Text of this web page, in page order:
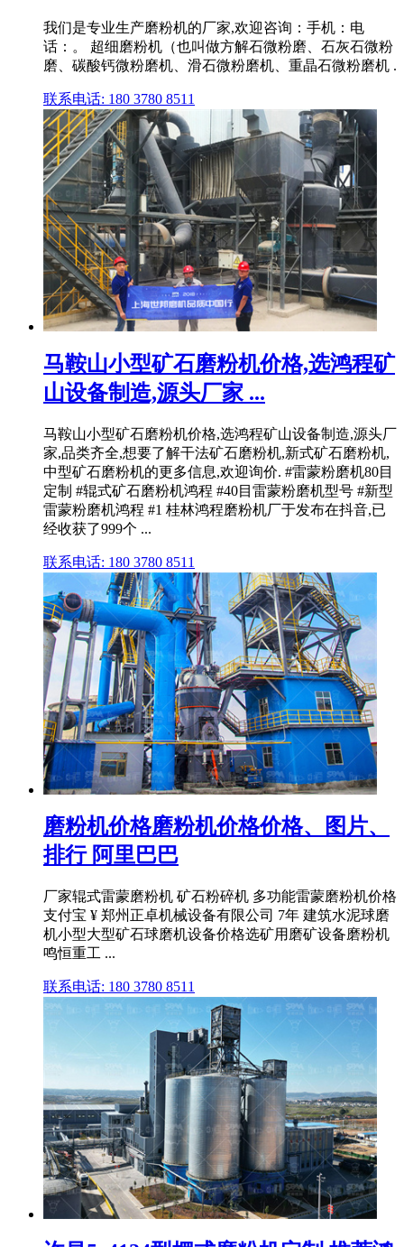
我们是专业生产磨粉机的厂家,欢迎咨询：手机：电
话：。 超细磨粉机（也叫做方解石微粉磨、石灰石微粉
磨、碳酸钙微粉磨机、滑石微粉磨机、重晶石微粉磨机 .
联系电话: 180 3780 8511
马鞍山小型矿石磨粉机价格,选鸿程矿
山设备制造,源头厂家 ...
马鞍山小型矿石磨粉机价格,选鸿程矿山设备制造,源头厂
家,品类齐全,想要了解干法矿石磨粉机,新式矿石磨粉机,
中型矿石磨粉机的更多信息,欢迎询价. #雷蒙粉磨机80目
定制 #辊式矿石磨粉机鸿程 #40目雷蒙粉磨机型号 #新型
雷蒙粉磨机鸿程 #1 桂林鸿程磨粉机厂于发布在抖音,已
经收获了999个 ...
联系电话: 180 3780 8511
磨粉机价格磨粉机价格价格、图片、
排行 阿里巴巴
厂家辊式雷蒙磨粉机 矿石粉碎机 多功能雷蒙磨粉机价格
支付宝 ¥ 郑州正卓机械设备有限公司 7年 建筑水泥球磨
机小型大型矿石球磨机设备价格选矿用磨矿设备磨粉机
鸣恒重工 ...
联系电话: 180 3780 8511